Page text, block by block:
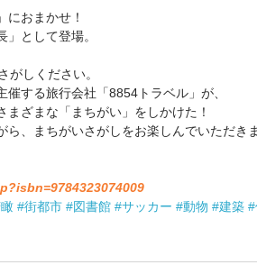
おまかせ！
として登場。
がしください。
する旅行会社「8854トラベル」が、
ざまな「まちがい」をしかけた！
、まちがいさがしをお楽しんでいただきま
#街都市 #図書館 #サッカー #動物 #建築